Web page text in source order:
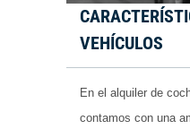
VEHÍCULOS
En el alquiler de
contamos con una